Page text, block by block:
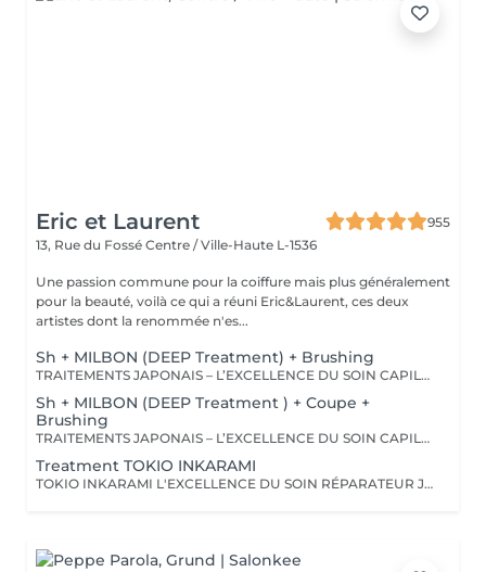
Eric et Laurent
955
13, Rue du Fossé Centre / Ville-Haute L-1536
Une passion commune pour la coiffure mais plus généralement
pour la beauté, voilà ce qui a réuni Eric&Laurent, ces deux
artistes dont la renommée n'es...
Sh + MILBON (DEEP Treatment) + Brushing
TRAITEMENTS JAPONAIS – L’EXCELLENCE DU SOIN CAPILLAIRE Découvrez un univers de soins capillaires japonais haut de gamme, reconnus pour leur technologie avancée et leurs résultats exceptionnels. Des traitements sur-mesure conçus pour répondre aux besoins spécifiques de chaque chevelure : hydratation, réparation, discipline, cuir chevelu ou nutrition . Chaque traitement agit au cœur de la fibre capillaire pour révéler des cheveux visiblement plus sains, brillants et soyeux. -Nos différentes lignes de traitements : SMOOTH (Collagène) Pour les cheveux emmêlés, ternes ou difficiles à coiffer. • Démêle instantanément • Lisse la fibre capillaire • Apporte douceur et brillance • Toucher léger et soyeux REPAIR (CMADK / Kératine) Pour les cheveux sensibilisés, cassants ou très abîmés. • Répare intensément • Renforce la structure interne du cheveu • Reconstruit la fibre en profondeur • Redonne force et élasticité ANTI-FRIZZ (Céramides / 18-MEA) Pour les cheveux indisciplinés, sensibilisés à l’humidité. • Contrôle les frisottis • Réduit le volume excessif • Protège de l’humidité • Facilite le coiffage • Apporte souplesse et brillance SCALP (Hyaluron / Agents Purifiants) Pour rééquilibrer et purifier le cuir chevelu. Idéal en cas de démangeaisons, pellicules, sécheresse ou excès de sébum. • Apaise le cuir chevelu • Purifie en douceur • Rééquilibre la barrière protectrice naturelle • Favorise un environnement sain pour la pousse Veuillez noter : les tarifs peuvent varier selon la longueur des cheveux, la quantité de produit nécessaire et la complexité de la prestation. Supplément possible à partir de +15€. Pour toute demande spécifique, merci de nous contacter.
Sh + MILBON (DEEP Treatment ) + Coupe +
Brushing
TRAITEMENTS JAPONAIS – L’EXCELLENCE DU SOIN CAPILLAIRE Découvrez un univers de soins capillaires japonais haut de gamme, reconnus pour leur technologie avancée et leurs résultats exceptionnels. Des traitements sur-mesure conçus pour répondre aux besoins spécifiques de chaque chevelure : hydratation, réparation, discipline, cuir chevelu ou nutrition . Chaque traitement agit au cœur de la fibre capillaire pour révéler des cheveux visiblement plus sains, brillants et soyeux. -Nos différentes lignes de traitements : SMOOTH (Collagène) Pour les cheveux emmêlés, ternes ou difficiles à coiffer. • Démêle instantanément • Lisse la fibre capillaire • Apporte douceur et brillance • Toucher léger et soyeux REPAIR (CMADK / Kératine) Pour les cheveux sensibilisés, cassants ou très abîmés. • Répare intensément • Renforce la structure interne du cheveu • Reconstruit la fibre en profondeur • Redonne force et élasticité ANTI-FRIZZ (Céramides / 18-MEA) Pour les cheveux indisciplinés, sensibilisés à l’humidité. • Contrôle les frisottis • Réduit le volume excessif • Protège de l’humidité • Facilite le coiffage • Apporte souplesse et brillance SCALP (Hyaluron / Agents Purifiants) Pour rééquilibrer et purifier le cuir chevelu. Idéal en cas de démangeaisons, pellicules, sécheresse ou excès de sébum. • Apaise le cuir chevelu • Purifie en douceur • Rééquilibre la barrière protectrice naturelle • Favorise un environnement sain pour la pousse Veuillez noter : les tarifs peuvent varier selon la longueur des cheveux, la quantité de produit nécessaire et la complexité de la prestation. Supplément possible à partir de +15€. Pour toute demande spécifique, merci de nous contacter.
Treatment TOKIO INKARAMI
TOKIO INKARAMI L'EXCELLENCE DU SOIN RÉPARATEUR JAPONAIS Découvrez Tokio Inkarami, un protocole de soin japonais d'exception, reconnu dans les plus grands salons pour sa capacité à restaurer la qualité des cheveux les plus sensibilisés. Grâce à sa technologie brevetée associant plusieurs types de kératines et d'actifs reconstructeurs, ce traitement agit au cur de la fibre capillaire afin de réparer, renforcer et sublimer les cheveux dès la première application. LES BÉNÉFICES Répare intensément les cheveux fragilisés et abîmés Renforce durablement la structure interne du cheveu Réduit la casse et améliore la résistance de la fibre capillaire Apporte douceur, souplesse et légèreté Discipline les cheveux sans les alourdir Révèle une brillance exceptionnelle IDÉAL POUR Les cheveux décolorés ou éclaircis Les cheveux sensibilisés par les services techniques Les cheveux secs, cassants ou fragilisés Les cheveux ternes en manque de vitalité Résultat : des cheveux visiblement plus forts, plus sains, plus brillants et profondément transformés. NFORMATIONS COMPLÉMENTAIRES Afin de garantir un résultat parfaitement adapté à vos besoins, le tarif peut varier en fonction de la longueur, de la densité des cheveux et de la quantité de produit nécessaire. Le tarif du protocole Tokio Inkarami peut aller jusqu'à 250 € selon le niveau de personnalisation requis.